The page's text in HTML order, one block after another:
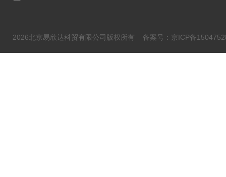
2026北京易欣达科贸有限公司版权所有 备案号：京ICP备